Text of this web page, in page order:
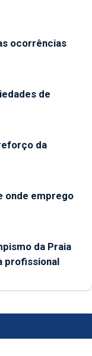
ocorrências
de
da
onde emprego
da Praia
profissional